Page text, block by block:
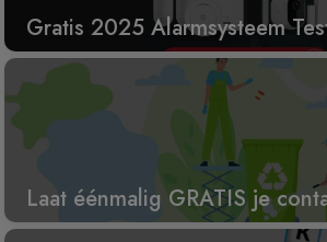
Gratis 2025 Alarmsysteem
Laat éénmalig GRATIS je